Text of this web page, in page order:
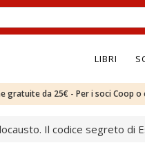
LIBRI
gratuite da 25€ - Per i soci Coop
Il codice segreto di